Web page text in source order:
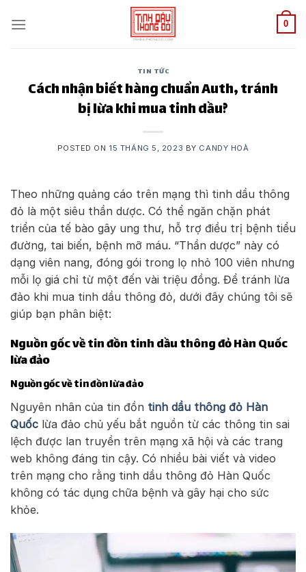
0
TIN TỨC
Cách nhận biết hàng chuẩn Auth, tránh
bị lừa khi mua tinh dầu?
POSTED ON 15 THÁNG 5, 2023 BY CANDY HOÀ
Theo những quảng cáo trên mạng thì tinh dầu thông
đỏ là một siêu thần dược. Có thể ngăn chặn phát
triển của tế bào gây ung thư, hỗ trợ điều trị bệnh tiểu
đường, tai biến, bệnh mỡ máu. “Thần dược” này có
dạng viên nang, đóng gói trong lọ nhỏ 100 viên nhưng
mỗi lọ giá chỉ từ một đến vài triệu đồng. Để tránh lừa
đảo khi mua tinh dầu thông đỏ, dưới đây chúng tôi sẽ
giúp bạn phân biệt:
Nguồn gốc về tin đồn tinh dầu thông đỏ Hàn Quốc
lừa đảo
Nguồn gốc về tin đồn lừa đảo
Nguyên nhân của tin đồn tinh dầu thông đỏ Hàn
Quốc lừa đảo chủ yếu bắt nguồn từ các thông tin sai
lệch được lan truyền trên mạng xã hội và các trang
web không đáng tin cậy. Có nhiều bài viết và video
trên mạng cho rằng tinh dầu thông đỏ Hàn Quốc
không có tác dụng chữa bệnh và gây hại cho sức
khỏe.